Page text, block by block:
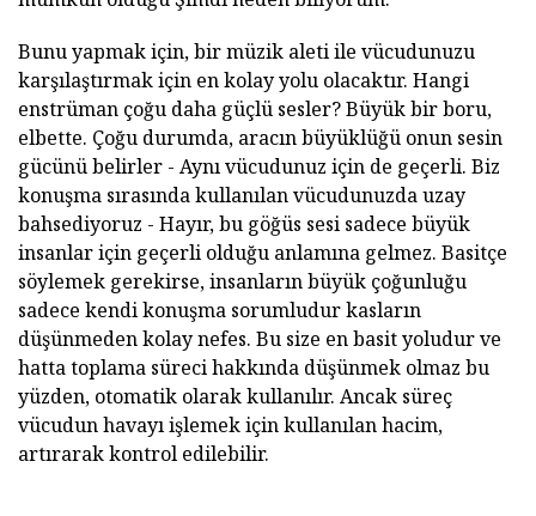
Bunu yapmak için, bir müzik aleti ile vücudunuzu
karşılaştırmak için en kolay yolu olacaktır. Hangi
enstrüman çoğu daha güçlü sesler? Büyük bir boru,
elbette. Çoğu durumda, aracın büyüklüğü onun sesin
gücünü belirler - Aynı vücudunuz için de geçerli. Biz
konuşma sırasında kullanılan vücudunuzda uzay
bahsediyoruz - Hayır, bu göğüs sesi sadece büyük
insanlar için geçerli olduğu anlamına gelmez. Basitçe
söylemek gerekirse, insanların büyük çoğunluğu
sadece kendi konuşma sorumludur kasların
düşünmeden kolay nefes. Bu size en basit yoludur ve
hatta toplama süreci hakkında düşünmek olmaz bu
yüzden, otomatik olarak kullanılır. Ancak süreç
vücudun havayı işlemek için kullanılan hacim,
artırarak kontrol edilebilir.